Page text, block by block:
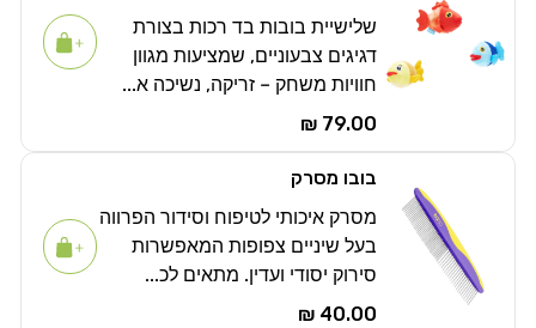
שלישיית בובות בד רכות בצורת
דגיגים צבעוניים, שמציעות מגוון
חוויות משחק – זריקה, נשיכה א...
79.00 ₪
בובו מסרק
מסרק איכותי לטיפוח וסידור הפרווה
בעל שיניים צפופות המאפשרות
סירוק יסודי ועדין. מתאים לכ...
40.00 ₪